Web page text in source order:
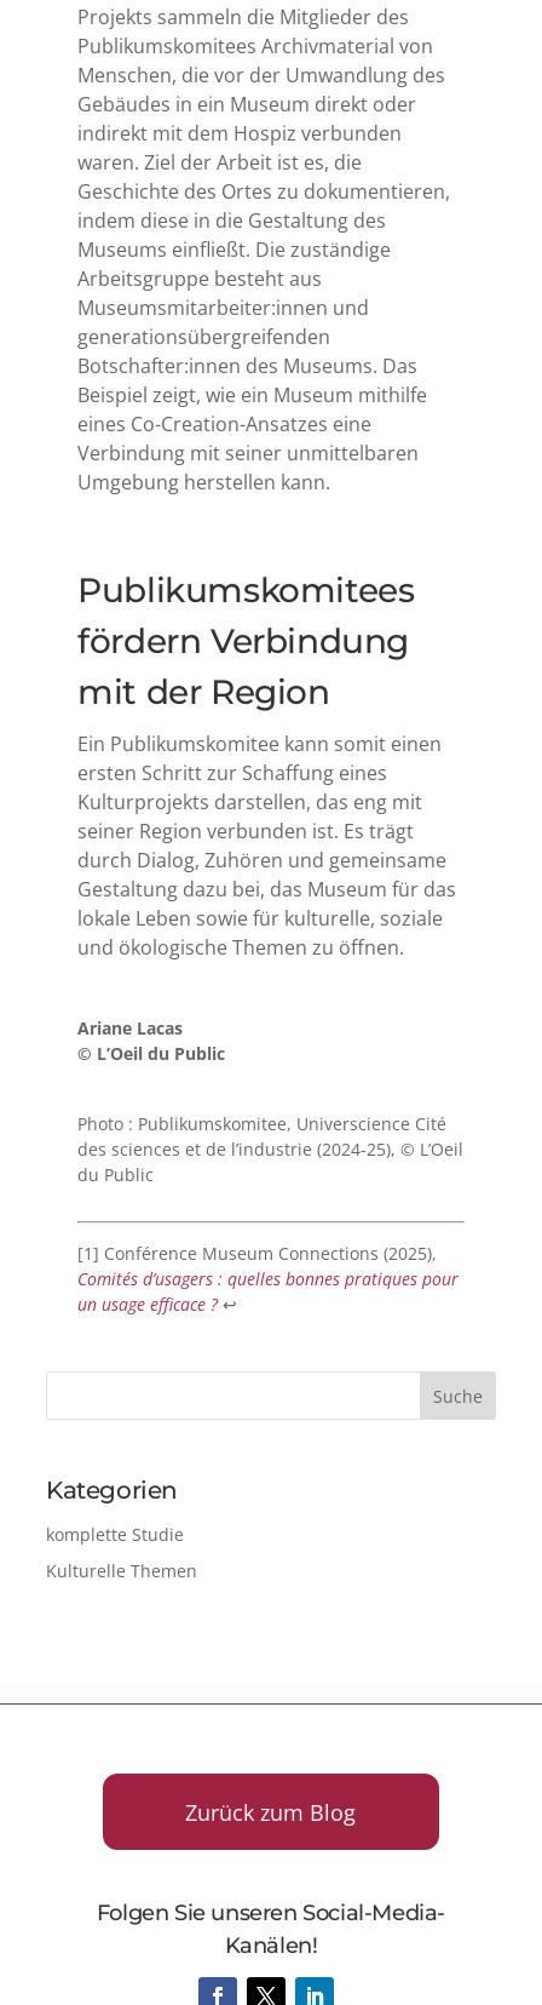
Projekts sammeln die Mitglieder des
Publikumskomitees Archivmaterial von
Menschen, die vor der Umwandlung des
Gebäudes in ein Museum direkt oder
indirekt mit dem Hospiz verbunden
waren. Ziel der Arbeit ist es, die
Geschichte des Ortes zu dokumentieren,
indem diese in die Gestaltung des
Museums einfließt. Die zuständige
Arbeitsgruppe besteht aus
Museumsmitarbeiter:innen und
generationsübergreifenden
Botschafter:innen des Museums. Das
Beispiel zeigt, wie ein Museum mithilfe
eines Co-Creation-Ansatzes eine
Verbindung mit seiner unmittelbaren
Umgebung herstellen kann.
Publikumskomitees
fördern Verbindung
mit der Region
Ein Publikumskomitee kann somit einen
ersten Schritt zur Schaffung eines
Kulturprojekts darstellen, das eng mit
seiner Region verbunden ist. Es trägt
durch Dialog, Zuhören und gemeinsame
Gestaltung dazu bei, das Museum für das
lokale Leben sowie für kulturelle, soziale
und ökologische Themen zu öffnen.
Ariane Lacas
© L’Oeil du Public
Photo : Publikumskomitee, Universcience Cité
des sciences et de l’industrie (2024-25), © L’Oeil
du Public
[1] Conférence Museum Connections (2025),
Comités d’usagers : quelles bonnes pratiques pour
un usage efficace ? ↩︎
Kategorien
komplette Studie
Kulturelle Themen
Zurück zum Blog
Folgen Sie unseren Social-Media-
Kanälen!